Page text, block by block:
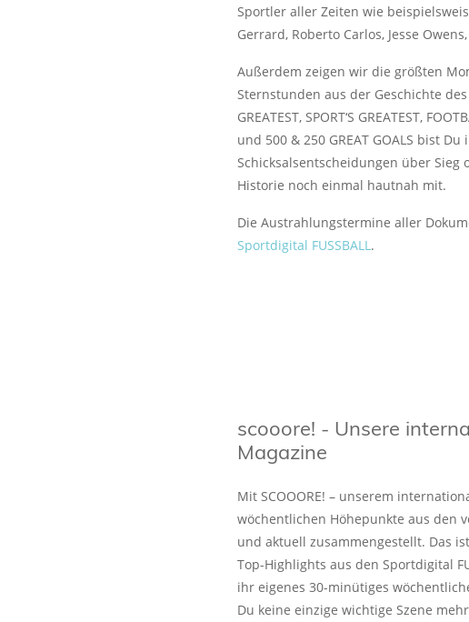
Sportler aller Zeiten wie
Gerrard, Roberto Carlos, Jesse
Außerdem zeigen wir die größten
Sternstunden aus der Geschichte des
GREATEST, SPORT‘S GREATEST,
und 500 & 250 GREAT GOALS bist
Schicksalsentscheidungen über
Historie noch einmal hautnah mit.
Die Austrahlungstermine aller
Sportdigital FUSSBALL.
scooore! - Unsere
Magazine
Mit SCOOORE! – unserem
wöchentlichen Höhepunkte aus den
und aktuell zusammengestellt. Das ist
Top-Highlights aus den Sportdigital
ihr eigenes 30-minütiges
Du keine einzige wichtige Szene